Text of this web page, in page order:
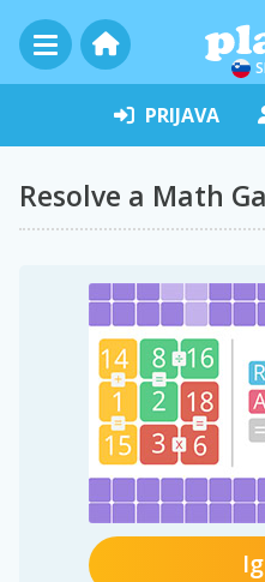
SI
PRIJAVA
Resolve a Math